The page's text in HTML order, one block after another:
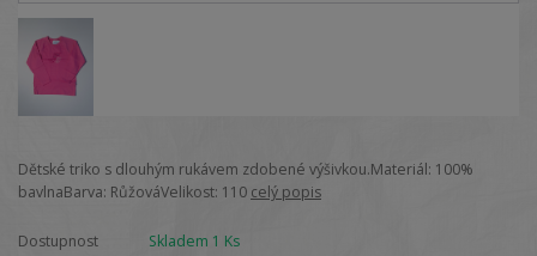
Dětské triko s dlouhým rukávem zdobené výšivkou.Materiál: 100%
bavlnaBarva: RůžováVelikost: 110 celý popis
Dostupnost Skladem 1 Ks